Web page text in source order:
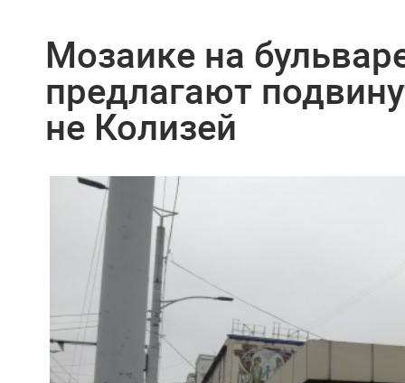
Мозаике на
предлагают
не Колизей